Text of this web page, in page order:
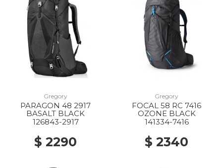
Gregory
PARAGON 48 2917
BASALT BLACK
126843-2917
$ 2290
Gregory
FOCAL 58 RC 7416
OZONE BLACK
141334-7416
$ 2340